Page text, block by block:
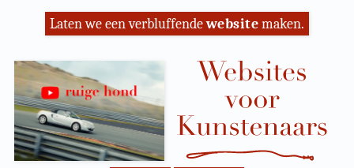
Laten we een verbluffendewebsitemaken.